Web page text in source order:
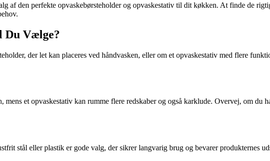
den perfekte opvaskebørsteholder og opvaskestativ til dit køkken. At finde de
Du Vælge?
der let kan placeres ved håndvasken, eller om et opvaskestativ med flere
et opvaskestativ kan rumme flere redskaber og også karklude. Overvej, om du
stål eller plastik er gode valg, der sikrer langvarig brug og bevarer produkternes